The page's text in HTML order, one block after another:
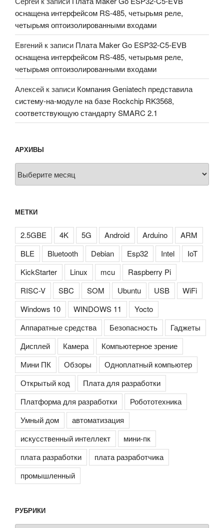
оснащена интерфейсом RS-485, четырьмя реле,
четырьмя оптоизолированными входами
Евгений к записи Плата Maker Go ESP32-C5-EVB
оснащена интерфейсом RS-485, четырьмя реле,
четырьмя оптоизолированными входами
Алексей к записи Компания Geniatech представила
систему-на-модуле на базе Rockchip RK3568,
соответствующую стандарту SMARC 2.1
АРХИВЫ
МЕТКИ
2.5GBE 4K 5G Android Arduino
ARM
BLE
Bluetooth Debian Esp32 Intel
IoT
KickStarter
Linux mcu
Raspberry Pi
RISC-V
SBC SOM Ubuntu USB
WiFi
Windows 10
WINDOWS 11
Yocto
Аппаратные средства
Безопасность
Гаджеты
Дисплей
Камера
Компьютерное зрение
Мини ПК
Обзоры
Одноплатный компьютер
Открытый код
Плата для разработки
Платформа для разработки
Робототехника
Умный дом
автоматизация
искусственный интеллект
мини-пк
плата разработки
плата разработчика
промышленный
РУБРИКИ